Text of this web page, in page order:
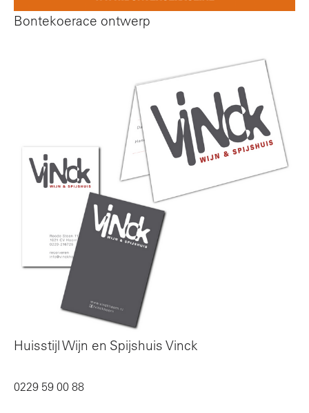
0229 59 00 88
Bontekoerace ontwerp
Huisstijl Wijn en Spijshuis Vinck